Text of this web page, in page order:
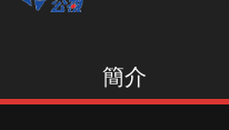
簡介